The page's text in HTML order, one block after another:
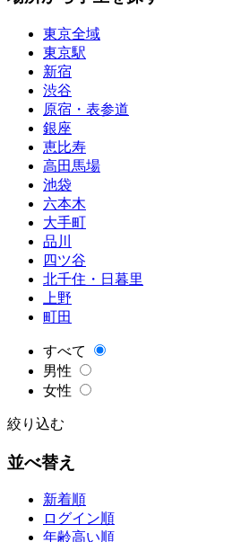
東京全域
東京駅
新宿
渋谷
原宿・表参道
銀座
恵比寿
高田馬場
池袋
六本木
大手町
品川
四ツ谷
北千住・日暮里
上野
町田
すべて
男性
女性
絞り込む
並べ替え
新着順
ログイン順
年齢高い順